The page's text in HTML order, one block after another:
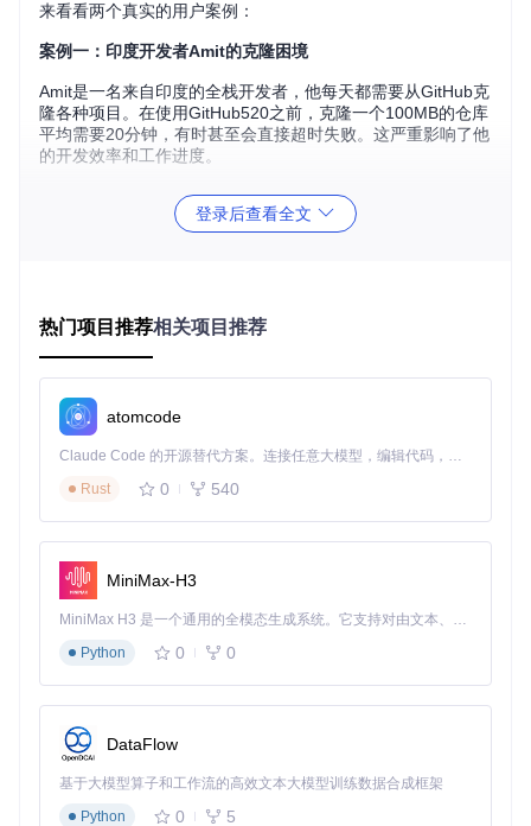
来看看两个真实的用户案例：
案例一：印度开发者Amit的克隆困境
Amit是一名来自印度的全栈开发者，他每天都需要从GitHub克
隆各种项目。在使用GitHub520之前，克隆一个100MB的仓库
平均需要20分钟，有时甚至会直接超时失败。这严重影响了他
的开发效率和工作进度。
案例二：中国开发者李华的协作烦恼
李华是一名中国的开源项目维护者，他经常需要与全球各地的
来了很大困扰。
这些问题不仅影响了开发者的工作效率，还阻碍了全球开源社
区的交流与合作。据统计，GitHub520项目Issues中反馈的主
要问题包括：代码克隆超时（42%）、静态资源加载失败（3
5%）和登录验证频繁失效（23%）。
原理：Hosts文件优化的工作机制
要理解GitHub520的工作原理，我们首先需要了解Hosts文件
的作用。Hosts文件是一个用于储存计算机网络中各节点信息
的文件，它可以将主机名映射到相应的IP地址。当用户在浏览
器中输入一个域名时，系统会首先检查Hosts文件中是否有对
应的IP地址，如果有，就直接使用该IP地址进行连接，而无需
通过DNS（域名系统）服务器进行解析。
关域名与经过全球节点测试的最优IP地址进行绑定。这样一
来，用户的请求就可以绕过可能被限制的DNS解析路径，直接
与最优IP地址建立连接，从而提高访问速度和稳定性。
下面是GitHub520工作流程的流程图：
登录后查看全文
热门项目推荐相关项目推荐
atomcode
Claude Code 的开源替代方案。连接任意大模型，编辑代码，运行命令，自动验证 — 全自动执行。用 Rust 构建，极致性能。 ｜ An open-source alternative to Claude Code. Connect any LLM, edit code, run commands, and verify changes — autonomously. Built in Rust for speed. Get Started
Rust
0 540
MiniMax-H3
MiniMax H3 是一个通用的全模态生成系统。它支持对由文本、图像、视频和音频组成的多模态上下文进行统一理解，并能生成分辨率高达 2K、时长可达 15 秒的带原生立体声音频的视频。得益于面向任务泛化的系统设计，H3 在预训练阶段就已具备广泛的多模态上下文理解与生成能力，能够出色地执行复杂的多模态指令。
Python
0 0
DataFlow
基于大模型算子和工作流的高效文本大模型训练数据合成框架
Python
0 5